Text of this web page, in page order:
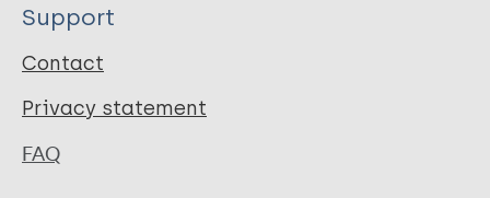
Support
Contact
Privacy statement
FAQ